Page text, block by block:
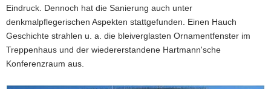
a
t
i
o
n
Eindruck. Dennoch hat die Sanierung auch unter
denkmalpflegerischen Aspekten stattgefunden. Einen Hauch
Geschichte strahlen u. a. die bleiverglasten Ornamentfenster im
Treppenhaus und der wiedererstandene Hartmann'sche
Konferenzraum aus.